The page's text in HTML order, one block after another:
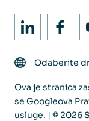
Odaberite
Ova je stranica
se Googleova
usluge. | © 2026